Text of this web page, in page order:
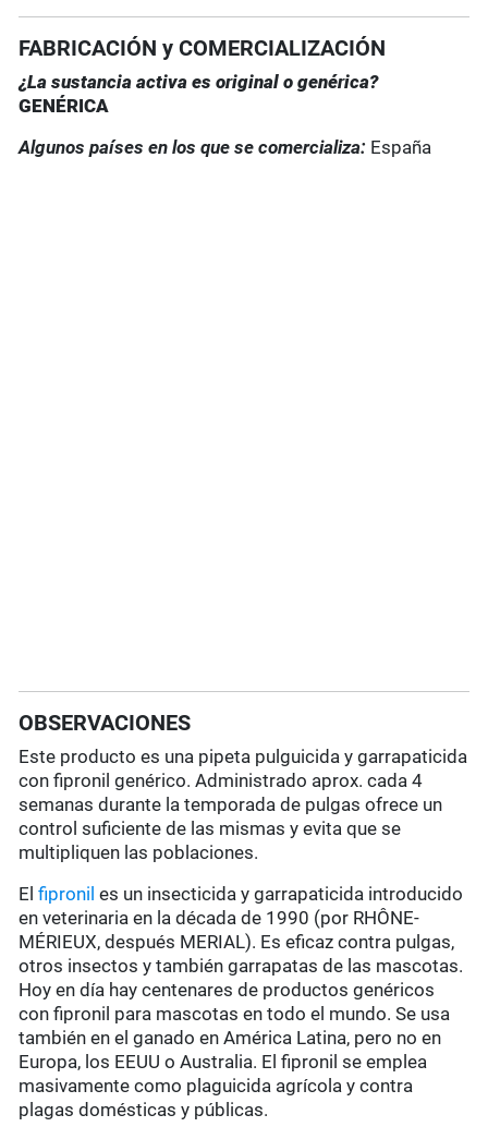
FABRICACIÓN y COMERCIALIZACIÓN
¿La sustancia activa es original o genérica?
GENÉRICA
Algunos países en los que se comercializa: España
OBSERVACIONES
Este producto es una pipeta pulguicida y garrapaticida
con fipronil genérico. Administrado aprox. cada 4
semanas durante la temporada de pulgas ofrece un
control suficiente de las mismas y evita que se
multipliquen las poblaciones.
Elfipronil es un insecticida y garrapaticida introducido
en veterinaria en la década de 1990 (por RHÔNE-
MÉRIEUX, después MERIAL). Es eficaz contra pulgas,
otros insectos y también garrapatas de las mascotas.
Hoy en día hay centenares de productos genéricos
con fipronil para mascotas en todo el mundo. Se usa
también en el ganado en América Latina, pero no en
Europa, los EEUU o Australia. El fipronil se emplea
masivamente como plaguicida agrícola y contra
plagas domésticas y públicas.